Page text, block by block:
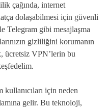
çağında, internet
dolaşabilmesi için güvenli
Telegram gibi mesajlaşma
gizliliğini korumanın
ücretsiz VPN’lerin bu
için neden
gelir. Bu teknoloji,